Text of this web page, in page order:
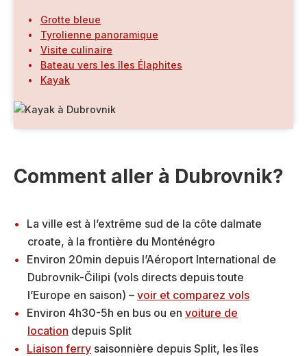
Grotte bleue
Tyrolienne panoramique
Visite culinaire
Bateau vers les îles Élaphites
Kayak
Comment aller à Dubrovnik?
La ville est à l’extrême sud de la côte dalmate
croate, à la frontière du Monténégro
Environ 20min depuis l’Aéroport International de
Dubrovnik-Čilipi (vols directs depuis toute
l’Europe en saison) – voir et comparez vols
Environ 4h30-5h en bus ou en voiture de
location depuis Split
Liaison ferry saisonnière depuis Split, les îles